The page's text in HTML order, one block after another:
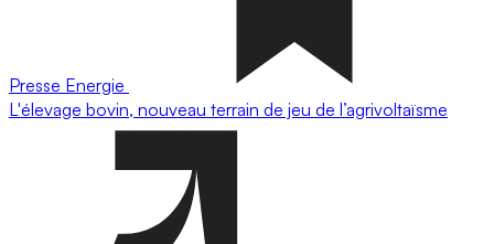
Presse Energie
L'élevage bovin, nouveau terrain de jeu de l’agrivoltaïsme